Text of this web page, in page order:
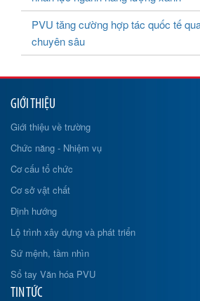
PVU tăng cường hợp tác quốc tế
chuyên sâu
GIỚI THIỆU
Giới thiệu về trường
Chức năng - Nhiệm vụ
Cơ cấu tổ chức
Cơ sở vật chất
Định hướng
Lộ trình xây dựng và phát triển
Sứ mệnh, tầm nhìn
Sổ tay Văn hóa PVU
TIN TỨC